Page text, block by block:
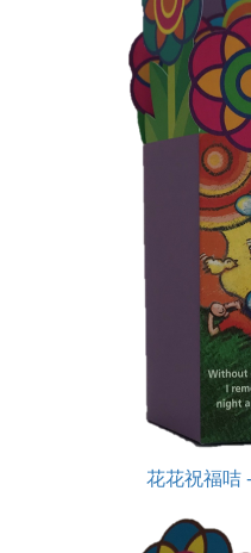
花花祝福咭